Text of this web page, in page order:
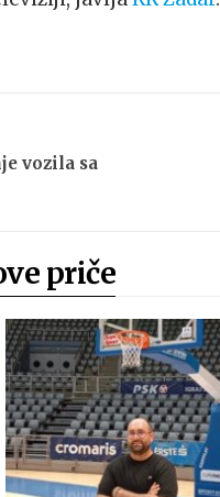
vozila sa
priče